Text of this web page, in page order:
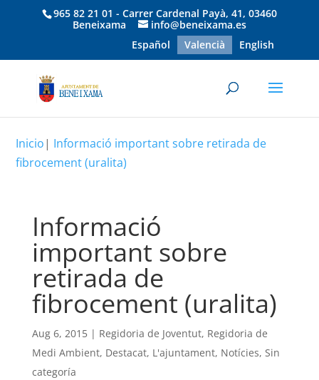
965 82 21 01 - Carrer Cardenal Payà, 41, 03460
Beneixama
info@beneixama.es
Español
Valencià English
Inicio| Informació important sobre retirada de
fibrocement (uralita)
Informació
important sobre
retirada de
fibrocement (uralita)
Aug 6, 2015| Regidoria de Joventut, Regidoria de
Medi Ambient, Destacat, L'ajuntament, Notícies, Sin
categoría